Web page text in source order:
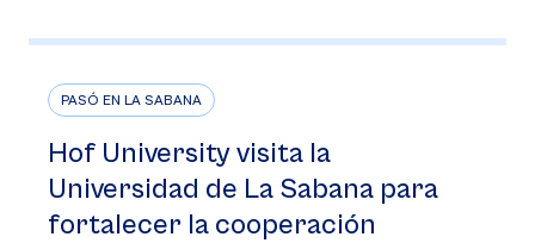
PASÓ EN LA SABANA
Hof University visita la
Universidad de La Sabana para
fortalecer la cooperación